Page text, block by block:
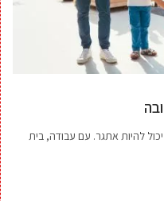
להיות אתגר. עם עבודה, בית